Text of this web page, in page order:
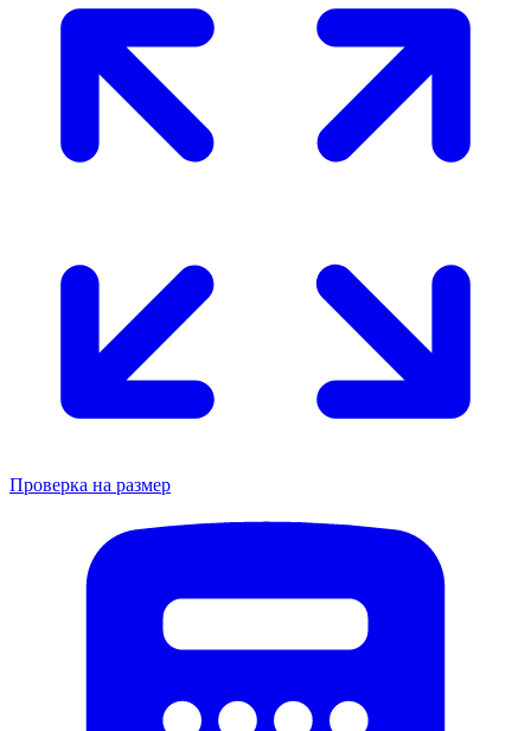
Проверка на размер